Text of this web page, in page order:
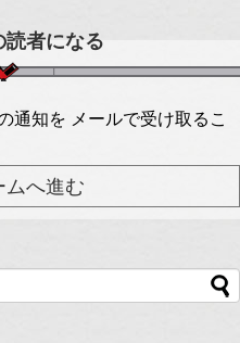
読者になる
通知を メールで受け取るこ